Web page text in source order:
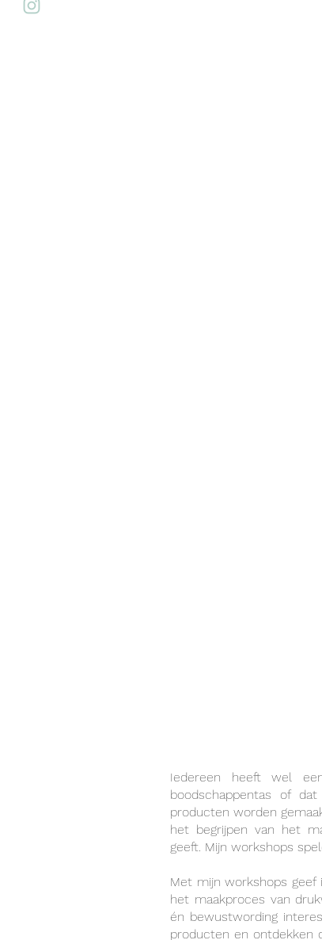
Iedereen heeft wel
boodschappentas of
producten worden
het begrijpen van het
geeft. Mijn workshops
Met mijn workshops
het maakproces van
én bewustwording
producten en ontdekken